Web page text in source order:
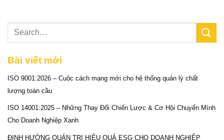
Bài viết mới
ISO 9001:2026 – Cuộc cách mạng mới cho hệ thống quản lý chất
lượng toàn cầu
ISO 14001:2025 – Những Thay Đổi Chiến Lược & Cơ Hội Chuyển Mình
Cho Doanh Nghiệp Xanh
ĐỊNH HƯỚNG QUẢN TRỊ HIỆU QUẢ ESG CHO DOANH NGHIỆP